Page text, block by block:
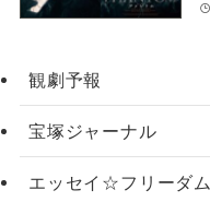
観劇予報
宝塚ジャーナル
エッセイ☆フリーダム